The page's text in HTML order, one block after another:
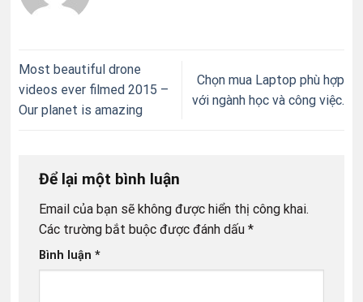
Most beautiful drone
videos ever filmed 2015 –
Our planet is amazing
Chọn mua Laptop phù hợp
với ngành học và công việc.
Để lại một bình luận
Email của bạn sẽ không được hiển thị công khai.
Các trường bắt buộc được đánh dấu*
Bình luận*